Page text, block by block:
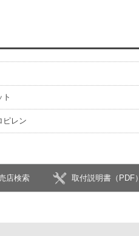
ト
ピレン
店検索 取付説明書（PDF）